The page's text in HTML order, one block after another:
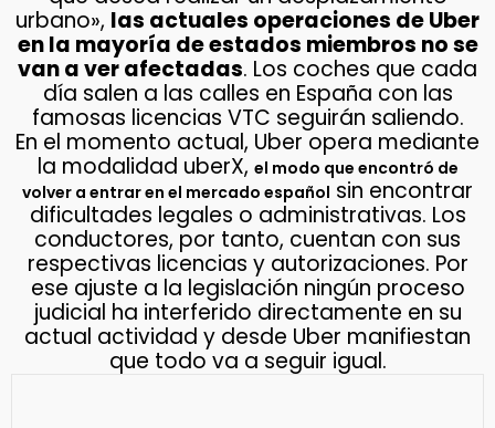
urbano», las actuales operaciones de Uber
en la mayoría de estados miembros no se
van a ver afectadas. Los coches que cada
día salen a las calles en España con las
famosas licencias VTC seguirán saliendo.
En el momento actual, Uber opera mediante
la modalidad uberX, el modo que encontró de
volver a entrar en el mercado español sin encontrar
dificultades legales o administrativas. Los
conductores, por tanto, cuentan con sus
respectivas licencias y autorizaciones. Por
ese ajuste a la legislación ningún proceso
judicial ha interferido directamente en su
actual actividad y desde Uber manifiestan
que todo va a seguir igual.